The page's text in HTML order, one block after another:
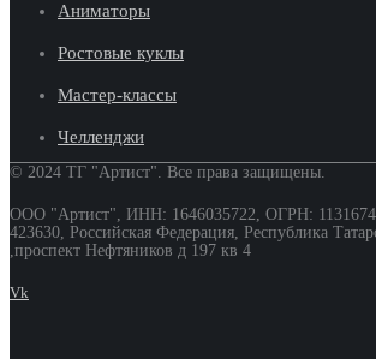
Аниматоры
Ростовые куклы
Мастер-классы
Челленджи
© 2024 ТГ "Артист". Все права защищены.
ООО "Артист", ИНН: 1646035722, ОГРН:
423630, Российская Федерация, Республика
,проспект Нефтяников д 197 кв 4
Vk